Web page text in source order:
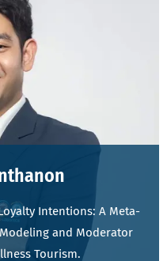
Intentions: A Meta-
and Moderator
Tourism.